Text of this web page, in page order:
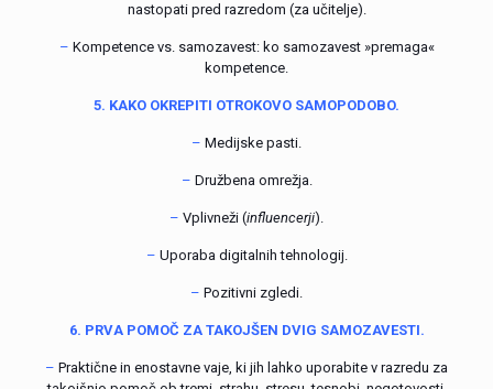
nastopati pred razredom (za učitelje).
– Kompetence vs. samozavest: ko samozavest »premaga«
kompetence.
5. KAKO OKREPITI OTROKOVO SAMOPODOBO.
– Medijske pasti.
– Družbena omrežja.
– Vplivneži (influencerji).
– Uporaba digitalnih tehnologij.
– Pozitivni zgledi.
6. PRVA POMOČ ZA TAKOJŠEN DVIG SAMOZAVESTI.
– Praktične in enostavne vaje, ki jih lahko uporabite v razredu za